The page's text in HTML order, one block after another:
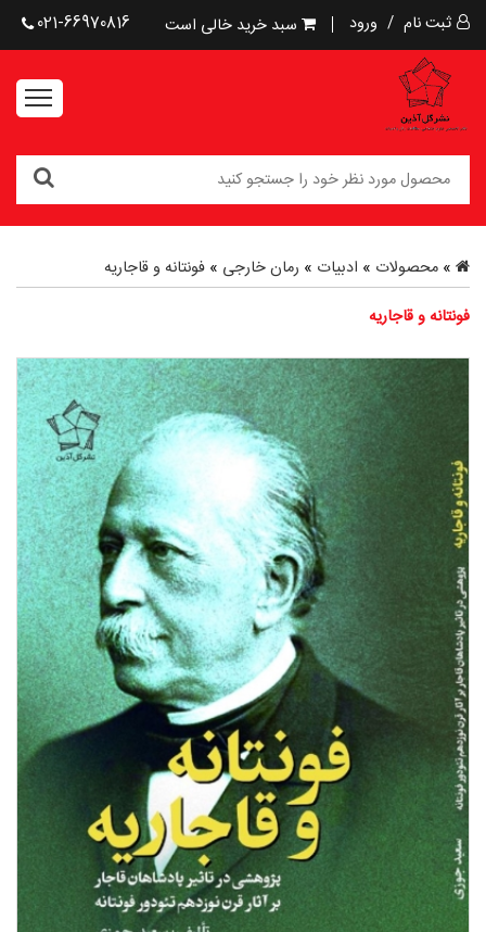
ثبت نام / ورود سبد خرید خالی است 021-66970816
» محصولات » ادبیات » رمان خارجی » فونتانه و قاجاریه
فونتانه و قاجاریه